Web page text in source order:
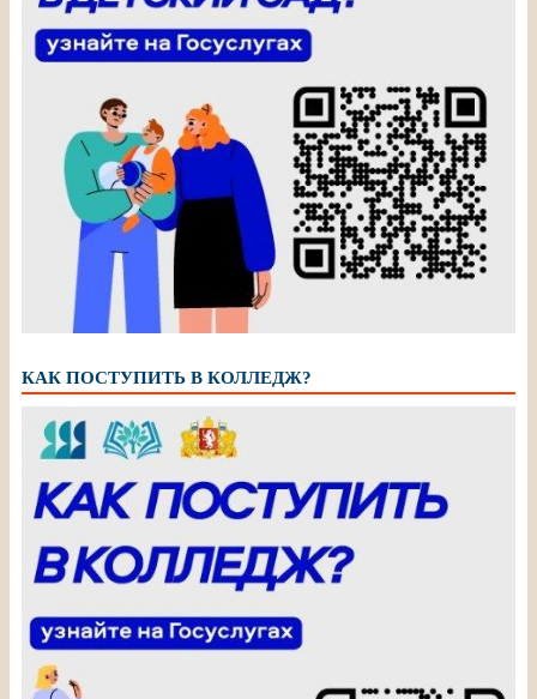
КАК ПОСТУПИТЬ В КОЛЛЕДЖ?